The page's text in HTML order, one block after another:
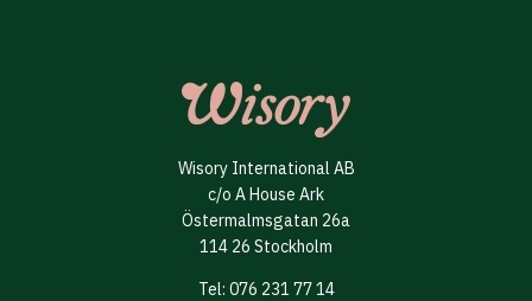
Wisory International AB
c/o A House Ark
Östermalmsgatan 26a
114 26 Stockholm
Tel: 076 231 77 14